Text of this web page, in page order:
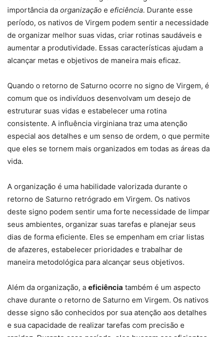
importância da organização e eficiência. Durante esse
período, os nativos de Virgem podem sentir a necessidade
de organizar melhor suas vidas, criar rotinas saudáveis e
aumentar a produtividade. Essas características ajudam a
alcançar metas e objetivos de maneira mais eficaz.
Quando o retorno de Saturno ocorre no signo de Virgem, é
comum que os indivíduos desenvolvam um desejo de
estruturar suas vidas e estabelecer uma rotina
consistente. A influência virginiana traz uma atenção
especial aos detalhes e um senso de ordem, o que permite
que eles se tornem mais organizados em todas as áreas da
vida.
A organização é uma habilidade valorizada durante o
retorno de Saturno retrógrado em Virgem. Os nativos
deste signo podem sentir uma forte necessidade de limpar
seus ambientes, organizar suas tarefas e planejar seus
dias de forma eficiente. Eles se empenham em criar listas
de afazeres, estabelecer prioridades e trabalhar de
maneira metodológica para alcançar seus objetivos.
Além da organização, a eficiência também é um aspecto
chave durante o retorno de Saturno em Virgem. Os nativos
desse signo são conhecidos por sua atenção aos detalhes
e sua capacidade de realizar tarefas com precisão e